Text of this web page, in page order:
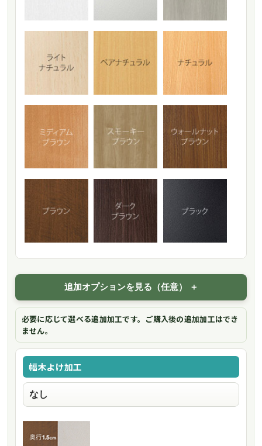
追加オプションを見る（任意）
必要に応じて選べる追加加工です。ご購入後の追加加工はでき
ません。
幅木よけ加工